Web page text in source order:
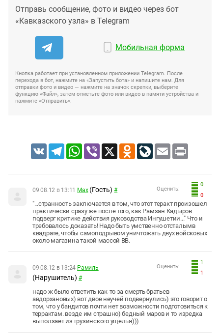
Отправь сообщение, фото и видео через бот
«Кавказского узла» в Telegram
Мобильная форма
Кнопка работает при установленном приложении Telegram. После
перехода в бот, нажмите на «Запустить бота» и напишите нам. Для
отправки фото и видео — нажмите на значок скрепки, выберите
функцию «Файл», затем отметьте фото или видео в памяти устройства и
нажмите «Отправить».
VK TelegramWhatsApp
Viber X Odnoklassniki
LiveJournal
Email Print
0
0
Оценить:
09.08.12 в 13:11 Max (Гость) #
"...странность заключается в том, что этот теракт произошел
практически сразу же после того, как Рамзан Кадыров
подверг критике действия руководства Ингушетии..." Что и
требовалось доказать! Надо быть умственно отсталымв
квадрате, чтобы самоподрывом уничтожать двух войсковых
около магазина такой массой ВВ.
1
1
Оценить:
09.08.12 в 13:24 Рамиль
(Нарушитель) #
надо ж было ответить как-то за смерть братьев
авдорхановых) вот двое неучей подвернулись) это говорит о
том, что у бандитов почти нет возможности подготовиться к
террактам. везде им страшно) бедный маров и то изредка
выползает из грузинского ущелья)))